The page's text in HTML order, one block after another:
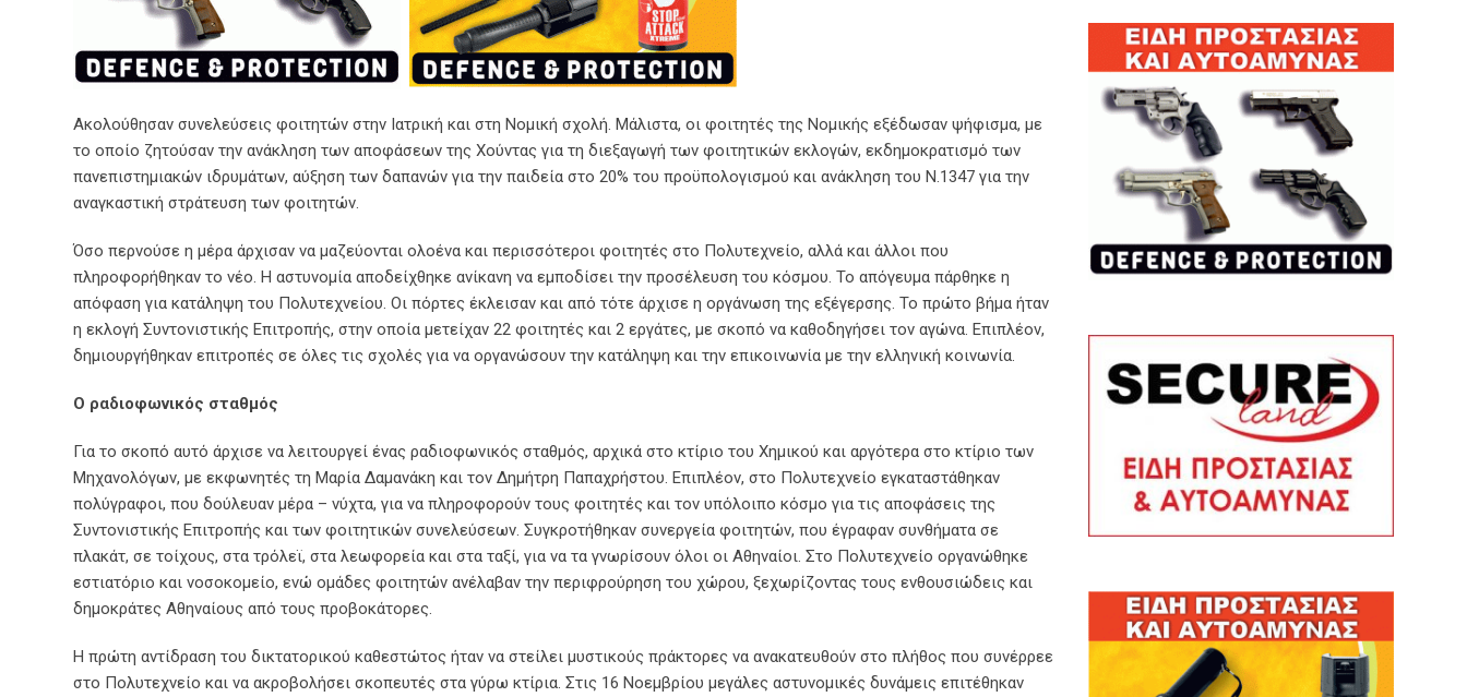
Ακολούθησαν συνελεύσεις φοιτητών στην Ιατρική και στη Νομική σχολή. Μάλιστα, οι φοιτητές της Νομικής εξέδωσαν ψήφισμα, με
το οποίο ζητούσαν την ανάκληση των αποφάσεων της Χούντας για τη διεξαγωγή των φοιτητικών εκλογών, εκδημοκρατισμό των
πανεπιστημιακών ιδρυμάτων, αύξηση των δαπανών για την παιδεία στο 20% του προϋπολογισμού και ανάκληση του Ν.1347 για την
αναγκαστική στράτευση των φοιτητών.
Όσο περνούσε η μέρα άρχισαν να μαζεύονται ολοένα και περισσότεροι φοιτητές στο Πολυτεχνείο, αλλά και άλλοι που
πληροφορήθηκαν το νέο. Η αστυνομία αποδείχθηκε ανίκανη να εμποδίσει την προσέλευση του κόσμου. Το απόγευμα πάρθηκε η
απόφαση για κατάληψη του Πολυτεχνείου. Οι πόρτες έκλεισαν και από τότε άρχισε η οργάνωση της εξέγερσης. Το πρώτο βήμα ήταν
η εκλογή Συντονιστικής Επιτροπής, στην οποία μετείχαν 22 φοιτητές και 2 εργάτες, με σκοπό να καθοδηγήσει τον αγώνα. Επιπλέον,
δημιουργήθηκαν επιτροπές σε όλες τις σχολές για να οργανώσουν την κατάληψη και την επικοινωνία με την ελληνική κοινωνία.
Ο ραδιοφωνικός σταθμός
Για το σκοπό αυτό άρχισε να λειτουργεί ένας ραδιοφωνικός σταθμός, αρχικά στο κτίριο του Χημικού και αργότερα στο κτίριο των
Μηχανολόγων, με εκφωνητές τη Μαρία Δαμανάκη και τον Δημήτρη Παπαχρήστου. Επιπλέον, στο Πολυτεχνείο εγκαταστάθηκαν
πολύγραφοι, που δούλευαν μέρα – νύχτα, για να πληροφορούν τους φοιτητές και τον υπόλοιπο κόσμο για τις αποφάσεις της
Συντονιστικής Επιτροπής και των φοιτητικών συνελεύσεων. Συγκροτήθηκαν συνεργεία φοιτητών, που έγραφαν συνθήματα σε
πλακάτ, σε τοίχους, στα τρόλεϊ, στα λεωφορεία και στα ταξί, για να τα γνωρίσουν όλοι οι Αθηναίοι. Στο Πολυτεχνείο οργανώθηκε
εστιατόριο και νοσοκομείο, ενώ ομάδες φοιτητών ανέλαβαν την περιφρούρηση του χώρου, ξεχωρίζοντας τους ενθουσιώδεις και
δημοκράτες Αθηναίους από τους προβοκάτορες.
Η πρώτη αντίδραση του δικτατορικού καθεστώτος ήταν να στείλει μυστικούς πράκτορες να ανακατευθούν στο πλήθος που συνέρρεε
στο Πολυτεχνείο και να ακροβολήσει σκοπευτές στα γύρω κτίρια. Στις 16 Νοεμβρίου μεγάλες αστυνομικές δυνάμεις επιτέθηκαν